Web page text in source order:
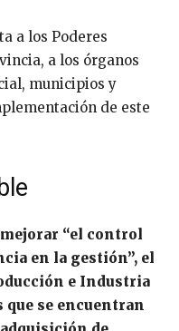
a los Poderes
a los órganos
municipios y
de este
“el control
en la gestión”, el
e Industria
se encuentran